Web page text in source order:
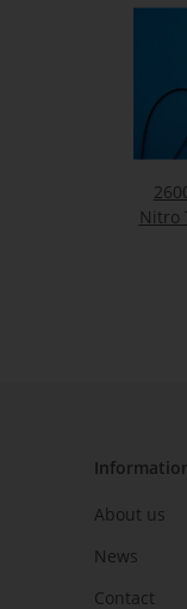
Nitro
About us
News
Contact